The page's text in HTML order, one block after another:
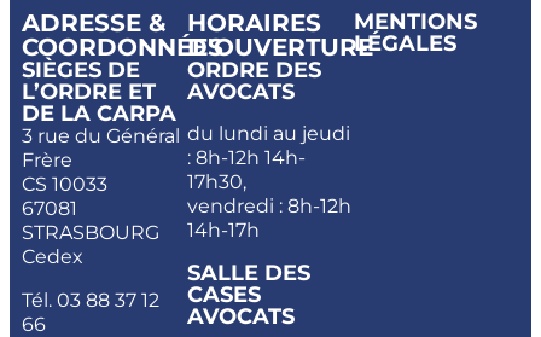
ADRESSE &
COORDONNÉES
SIÈGES DE
L’ORDRE ET
DE LA CARPA
3 rue du Général
Frère
CS 10033
67081
STRASBOURG
Cedex
Tél. 03 88 37 12
66
HORAIRES
D'OUVERTURE
ORDRE DES
AVOCATS
du lundi au jeudi
: 8h-12h 14h-
17h30,
vendredi : 8h-12h
14h-17h
SALLE DES
CASES
AVOCATS
MENTIONS
LÉGALES